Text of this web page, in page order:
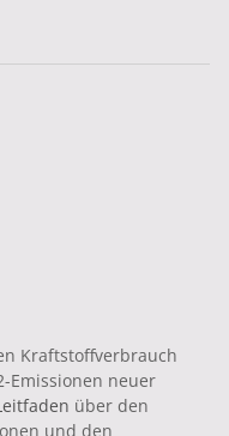
Kraftstoffverbrauch
Emissionen neuer
über den
und den